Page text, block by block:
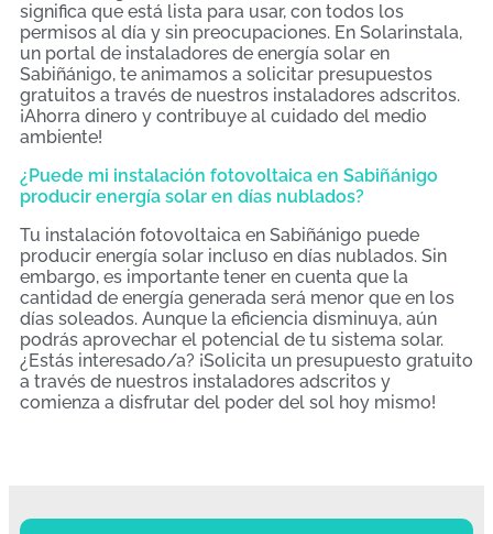
significa que está lista para usar, con todos los
permisos al día y sin preocupaciones. En Solarinstala,
un portal de instaladores de energía solar en
Sabiñánigo, te animamos a solicitar presupuestos
gratuitos a través de nuestros instaladores adscritos.
¡Ahorra dinero y contribuye al cuidado del medio
ambiente!
¿Puede mi instalación fotovoltaica en Sabiñánigo
producir energía solar en días nublados?
Tu instalación fotovoltaica en Sabiñánigo puede
producir energía solar incluso en días nublados. Sin
embargo, es importante tener en cuenta que la
cantidad de energía generada será menor que en los
días soleados. Aunque la eficiencia disminuya, aún
podrás aprovechar el potencial de tu sistema solar.
¿Estás interesado/a? ¡Solicita un presupuesto gratuito
a través de nuestros instaladores adscritos y
comienza a disfrutar del poder del sol hoy mismo!